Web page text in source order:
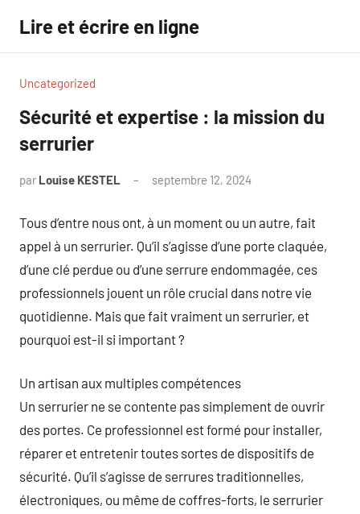
contenu
Lire et écrire en ligne
Uncategorized
Sécurité et expertise : la mission du
serrurier
par Louise KESTEL septembre 12, 2024
Tous d’entre nous ont, à un moment ou un autre, fait
appel à un serrurier. Qu’il s’agisse d’une porte claquée,
d’une clé perdue ou d’une serrure endommagée, ces
professionnels jouent un rôle crucial dans notre vie
quotidienne. Mais que fait vraiment un serrurier, et
pourquoi est-il si important ?
Un artisan aux multiples compétences
Un serrurier ne se contente pas simplement de ouvrir
des portes. Ce professionnel est formé pour installer,
réparer et entretenir toutes sortes de dispositifs de
sécurité. Qu’il s’agisse de serrures traditionnelles,
électroniques, ou même de coffres-forts, le serrurier